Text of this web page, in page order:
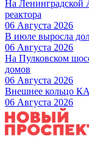
На Ленинградской
реактора
06 Августа 2026
В июле выросла
06 Августа 2026
На Пулковском
домов
06 Августа 2026
Внешнее кольцо
06 Августа 2026